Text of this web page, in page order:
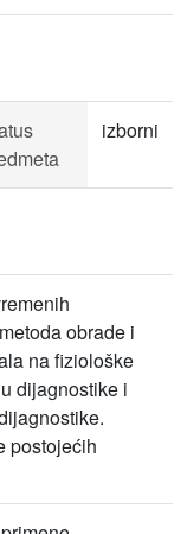
izborni
obrade i
na fiziološke
dijagnostike i
postojećih